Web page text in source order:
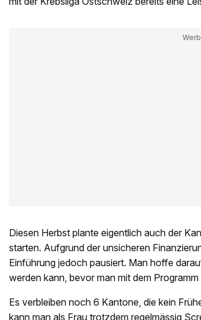
Diesen Herbst plante eigentlich auch der
starten. Aufgrund der unsicheren
Einführung jedoch pausiert. Man hoffe
werden kann, bevor man mit dem
Es verbleiben noch 6 Kantone, die kein
kann man als Frau trotzdem regelmässig